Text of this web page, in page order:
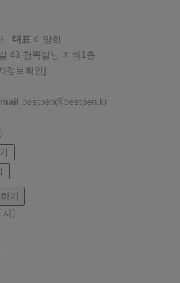
대표 이양희
43 청록빌딩 지하1층
정보확인]
bestpen@bestpen.kr
기
사)